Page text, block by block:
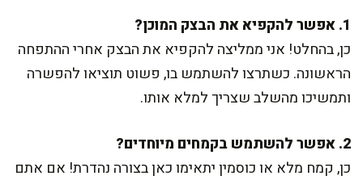
1. אפשר להקפיא את הבצק המוכן?
כן, בהחלט! אני ממליצה להקפיא את הבצק אחרי ההתפחה
הראשונה. כשתרצו להשתמש בו, פשוט תוציאו להפשרה
ותמשיכו מהשלב שצריך למלא אותו.
2. אפשר להשתמש בקמחים מיוחדים?
כן, קמח מלא או כוסמין יתאימו כאן בצורה נהדרת! אם אתם